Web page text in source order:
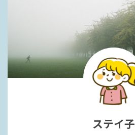
ステイ子